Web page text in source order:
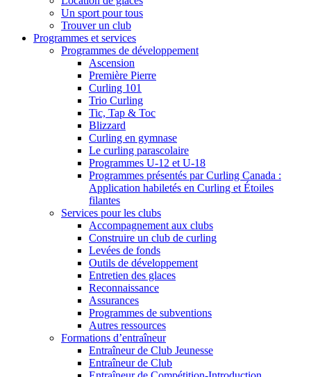
Un sport pour tous
Trouver un club
Programmes et services
Programmes de développement
Ascension
Première Pierre
Curling 101
Trio Curling
Tic, Tap & Toc
Blizzard
Curling en gymnase
Le curling parascolaire
Programmes U-12 et U-18
Programmes présentés par Curling Canada :
Application habiletés en Curling et Étoiles
filantes
Services pour les clubs
Accompagnement aux clubs
Construire un club de curling
Levées de fonds
Outils de développement
Entretien des glaces
Reconnaissance
Assurances
Programmes de subventions
Autres ressources
Formations d’entraîneur
Entraîneur de Club Jeunesse
Entraîneur de Club